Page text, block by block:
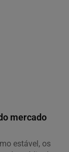
mercado